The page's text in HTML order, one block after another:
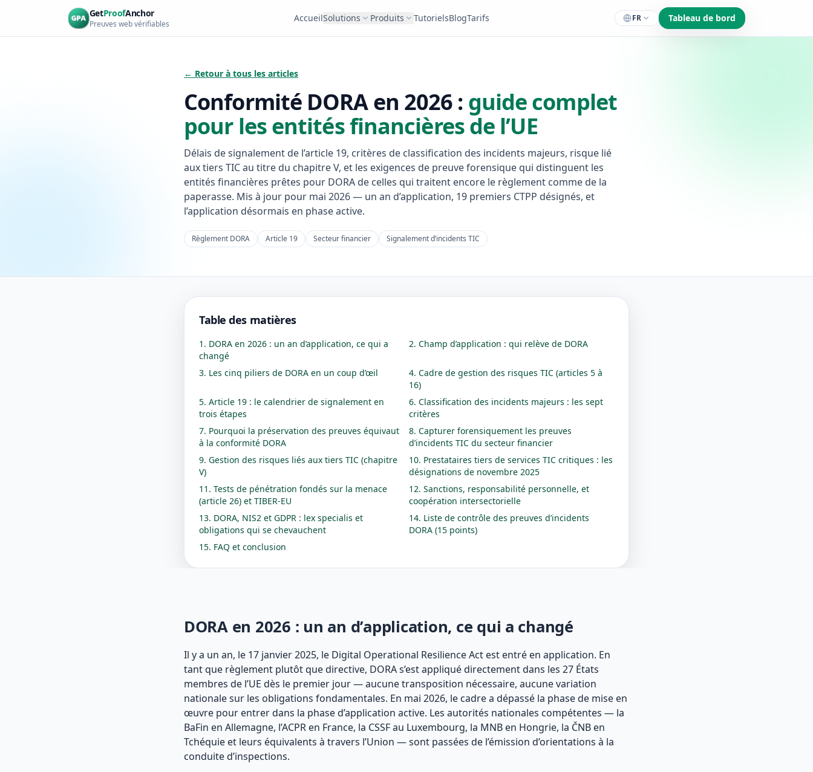
Aller au contenu principal
GetProofAnchor
Preuves web vérifiables
AccueilSolutions Produits TutorielsBlogTarifs FR Tableau de bord
← Retour à tous les articles
Conformité DORA en 2026 : guide complet
pour les entités financières de l’UE
Délais de signalement de l’article 19, critères de classification des incidents majeurs, risque lié
aux tiers TIC au titre du chapitre V, et les exigences de preuve forensique qui distinguent les
entités financières prêtes pour DORA de celles qui traitent encore le règlement comme de la
paperasse. Mis à jour pour mai 2026 — un an d’application, 19 premiers CTPP désignés, et
l’application désormais en phase active.
Règlement DORA Article 19 Secteur financier Signalement d’incidents TIC
Table des matières
1. DORA en 2026 : un an d’application, ce qui a
changé
2. Champ d’application : qui relève de DORA
3. Les cinq piliers de DORA en un coup d’œil
4. Cadre de gestion des risques TIC (articles 5 à
16)
5. Article 19 : le calendrier de signalement en
trois étapes
6. Classification des incidents majeurs : les sept
critères
7. Pourquoi la préservation des preuves équivaut
à la conformité DORA
8. Capturer forensiquement les preuves
d’incidents TIC du secteur financier
9. Gestion des risques liés aux tiers TIC (chapitre
V)
10. Prestataires tiers de services TIC critiques : les
désignations de novembre 2025
11. Tests de pénétration fondés sur la menace
(article 26) et TIBER-EU
12. Sanctions, responsabilité personnelle, et
coopération intersectorielle
13. DORA, NIS2 et GDPR : lex specialis et
obligations qui se chevauchent
14. Liste de contrôle des preuves d’incidents
DORA (15 points)
15. FAQ et conclusion
DORA en 2026 : un an d’application, ce qui a changé
Il y a un an, le 17 janvier 2025, le Digital Operational Resilience Act est entré en application. En
tant que règlement plutôt que directive, DORA s’est appliqué directement dans les 27 États
membres de l’UE dès le premier jour — aucune transposition nécessaire, aucune variation
nationale sur les obligations fondamentales. En mai 2026, le cadre a dépassé la phase de mise en
œuvre pour entrer dans la phase d’application active. Les autorités nationales compétentes — la
BaFin en Allemagne, l’ACPR en France, la CSSF au Luxembourg, la MNB en Hongrie, la ČNB en
Tchéquie et leurs équivalents à travers l’Union — sont passées de l’émission d’orientations à la
conduite d’inspections.